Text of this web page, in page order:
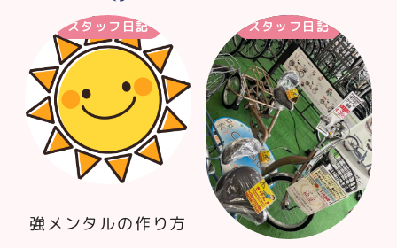
スタッフ日記
強メンタルの作り方
スタッフ日記